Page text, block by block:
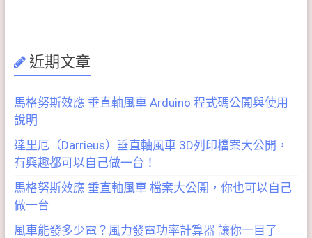
近期文章
馬格努斯效應 垂直軸風車 Arduino 程式碼公開與使用
說明
達里厄（Darrieus）垂直軸風車 3D列印檔案大公開，
有興趣都可以自己做一台！
馬格努斯效應 垂直軸風車 檔案大公開，你也可以自己
做一台
風車能發多少電？風力發電功率計算器 讓你一目了